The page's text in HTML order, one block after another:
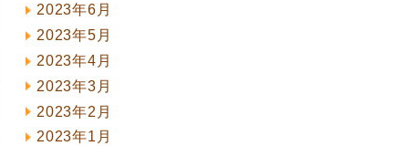
2023年6月
2023年5月
2023年4月
2023年3月
2023年2月
2023年1月